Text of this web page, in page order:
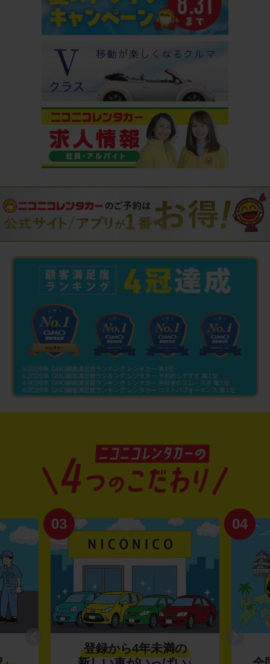
03
登録から4年未満の
04